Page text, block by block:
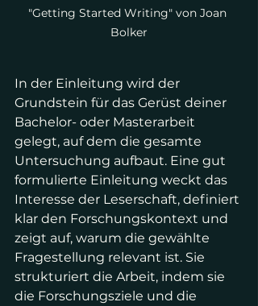
"Getting Started Writing" von Joan
Bolker
In der Einleitung wird der
Grundstein für das Gerüst deiner
Bachelor- oder Masterarbeit
gelegt, auf dem die gesamte
Untersuchung aufbaut. Eine gut
formulierte Einleitung weckt das
Interesse der Leserschaft, definiert
klar den Forschungskontext und
zeigt auf, warum die gewählte
Fragestellung relevant ist. Sie
strukturiert die Arbeit, indem sie
die Forschungsziele und die